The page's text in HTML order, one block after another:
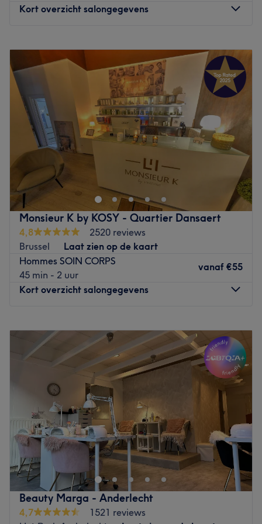
Kort overzicht salongegevens
Dinsdag
10:00–18:30
Woensdag
–18:30
–17:30
Vrijdag
09:00
17:30
Zaterdag
08:00
Zondag
Gesloten
L'institut Mia Beauté est situé à Tilff, en région liégeoise,
à proximité du Sart Tilman. Une large gamme de soins
est disponible: extensions de cils, massages, soins des
mains et des pieds, soins du visages et du corps. Marie,
souriante et pétillante, se fera un plaisir de vous
conseiller et d'adapter les soins en fonction de votre type
de peau: peau sensible, grasse, peau de type africain...
L'institut est facilement accessible et des places de
parking gratuites sont disponibles juste à côté.
Monsieur K by KOSY - Quartier Dansaert
4,8
2520 reviews
Brussel
Laat zien op de kaart
Hommes SOIN CORPS
45 min - 2 uur
vanaf €55
Kort overzicht salongegevens
Dinsdag
10:00
20:00
Woensdag
10:00–20:00
Donderdag
10:00–20:00
20:00
Zaterdag
20:00
Zondag
Gesloten
Découvrez Monsieur K-OSY, l'institut dédié aux hommes
et femmes situé en plein cœur de Bruxelles, à deux pas
de la Bourse.
Dans leurs locaux fraîchement rénovés, cette équipe de
professionnels, tant masculine que féminine, vous fera
découvrir une large gamme de produits et de soins.
Envie d'un moment de détente et de relaxation ? Leurs
Beauty Marga - Anderlecht
4,7
1521 reviews